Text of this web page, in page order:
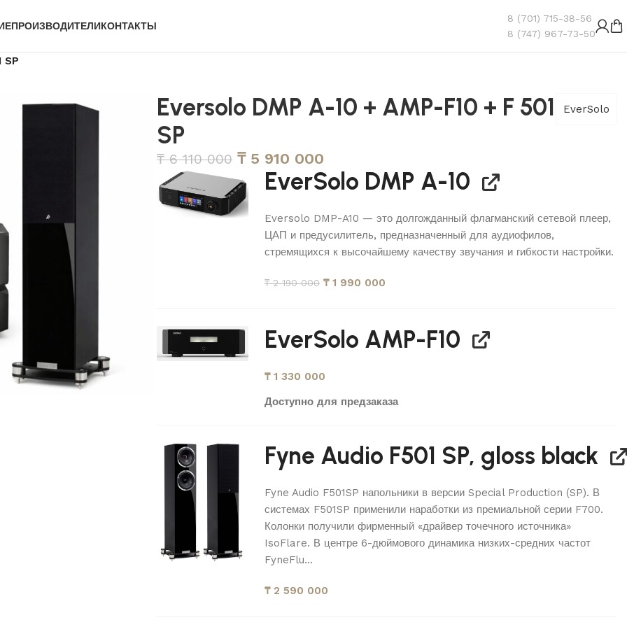
ПРОИЗВОДИТЕЛИКОНТАКТЫ
8 (701) 715-38-56
8 (747) 967-73-50
SP
Eversolo DMP A-10 + AMP-F10 + F 501
SP
EverSolo
₸6 110 000 ₸5 910 000
EverSolo DMP A-10
Eversolo DMP-A10 — это долгожданный флагманский сетевой плеер,
ЦАП и предусилитель, предназначенный для аудиофилов,
стремящихся к высочайшему качеству звучания и гибкости настройки.
₸2 190 000 ₸1 990 000
EverSolo AMP-F10
₸1 330 000
Доступно для предзаказа
Fyne Audio F501 SP, gloss black
Fyne Audio F501SP напольники в версии Special Production (SP). В
системах F501SP применили наработки из премиальной серии F700.
Колонки получили фирменный «драйвер точечного источника»
IsoFlare. В центре 6-дюймового динамика низких-средних частот
FyneFlu...
₸2 590 000